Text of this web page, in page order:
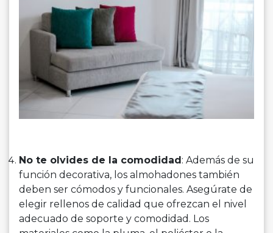
No te olvides de la comodidad: Además de su
función decorativa, los almohadones también
deben ser cómodos y funcionales. Asegúrate de
elegir rellenos de calidad que ofrezcan el nivel
adecuado de soporte y comodidad. Los